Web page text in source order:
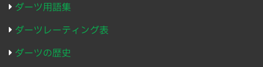
ダーツ用語集
ダーツレーティング表
ダーツの歴史